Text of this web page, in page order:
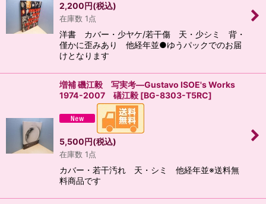
2,200円(税込)
在庫数 1点
洋書 カバー・少ヤケ/若干傷 天・少シミ 背・
僅かに歪みあり 他経年並●ゆうパックでのお届
けとなります
増補 磯江毅 写実考―Gustavo ISOE's Works
1974-2007 礒江毅 [BG-8303-T5RC]
5,500円(税込)
在庫数 1点
カバー・若干汚れ 天・シミ 他経年並※送料無
料商品です